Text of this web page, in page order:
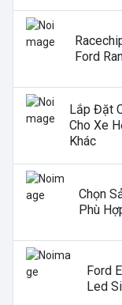
Ford
Lắp Đặt
Cho Xe
Khác
Chọn
Phù
Ford
Led